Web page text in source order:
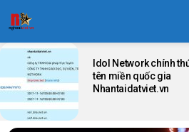
LATEST
STORIES
Idol Network chính
tên miền quốc gia
Nhantaidatviet.vn